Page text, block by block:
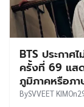
BTS ประกาศ
ครั้งที่ 69 แส
ภูมิภาคหรือภา
BySVVEET KIMOn